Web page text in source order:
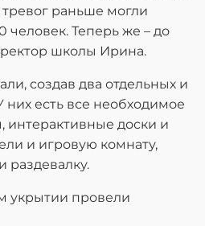
раньше могли
человек. Теперь же – до
школы Ирина.
создав два отдельных и
них есть все необходимое
интерактивные доски и
и игровую комнату,
раздевалку.
укрытии провели